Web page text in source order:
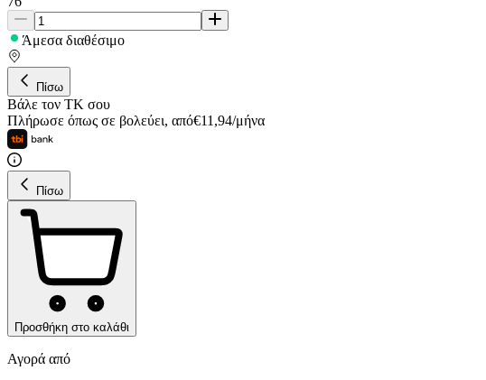
Άμεσα διαθέσιμο
Πίσω
Βάλε τον ΤΚ σου
Πλήρωσε όπως σε βολεύει, από€11,94/μήνα
Πίσω
Προσθήκη στο καλάθι
Αγορά από